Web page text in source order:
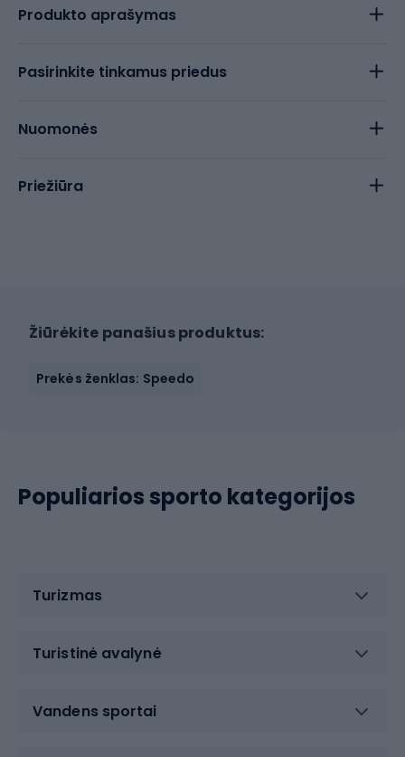
Produkto aprašymas
Pasirinkite tinkamus priedus
Nuomonės
Priežiūra
Žiūrėkite panašius produktus:
Prekės ženklas: Speedo
Populiarios sporto kategorijos
Turizmas
Turistinė avalynė
Vandens sportai